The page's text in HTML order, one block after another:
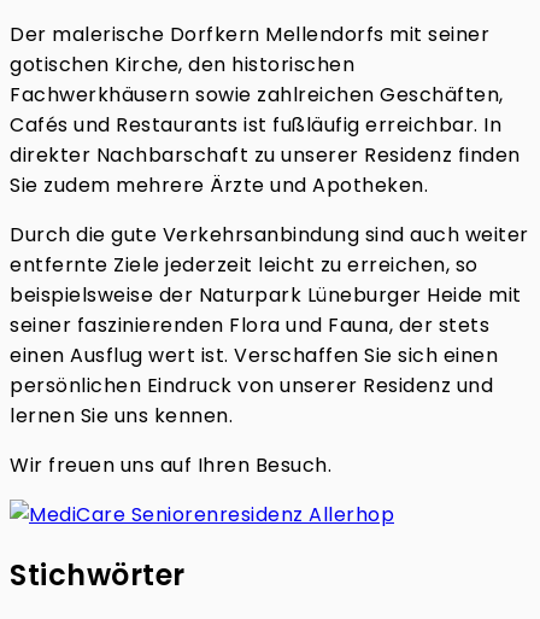
Der malerische Dorfkern Mellendorfs mit seiner
gotischen Kirche, den historischen
Fachwerkhäusern sowie zahlreichen Geschäften,
Cafés und Restaurants ist fußläufig erreichbar. In
direkter Nachbarschaft zu unserer Residenz finden
Sie zudem mehrere Ärzte und Apotheken.
Durch die gute Verkehrsanbindung sind auch weiter
entfernte Ziele jederzeit leicht zu erreichen, so
beispielsweise der Naturpark Lüneburger Heide mit
seiner faszinierenden Flora und Fauna, der stets
einen Ausflug wert ist. Verschaffen Sie sich einen
persönlichen Eindruck von unserer Residenz und
lernen Sie uns kennen.
Wir freuen uns auf Ihren Besuch.
Stichwörter